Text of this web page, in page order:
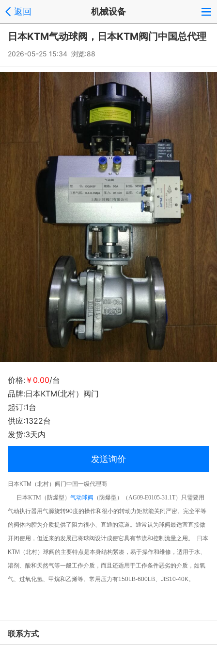
返回 机械设备
日本KTM气动球阀，日本KTM阀门中国总代理
2026-05-25 15:34 浏览:88
价格: ￥0.00/台
品牌:日本KTM(北村）阀门
起订:1台
供应:1322台
发货:3天内
发送询价
日本KTM（北村）阀门中国一级代理商
日本KTM（防爆型） 气动球阀 （防爆型）（AG09-E0105-31.1T） 只需要用
气动执行器用气源旋转90度的操作和很小的转动力矩就能关闭严密。完全平等
的阀体内腔为介质提供了阻力很小、直通的流道。通常认为球阀最适宜直接做
开闭使用，但近来的发展已将球阀设计成使它具有节流和控制流量之用。 日本
KTM（北村）球阀的主要特点是本身结构紧凑，易于操作和维修，适用于水、
溶剂、酸和天然气等一般工作介质，而且还适用于工作条件恶劣的介质，如氧
气、过氧化氢、甲烷和乙烯等。常用压力有150LB-600LB、JIS10-40K。
联系方式